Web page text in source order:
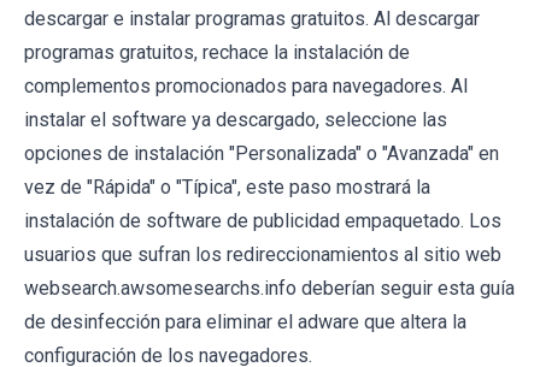
descargar e instalar programas gratuitos. Al descargar
programas gratuitos, rechace la instalación de
complementos promocionados para navegadores. Al
instalar el software ya descargado, seleccione las
opciones de instalación "Personalizada" o "Avanzada" en
vez de "Rápida" o "Típica", este paso mostrará la
instalación de software de publicidad empaquetado. Los
usuarios que sufran los redireccionamientos al sitio web
websearch.awsomesearchs.info deberían seguir esta guía
de desinfección para eliminar el adware que altera la
configuración de los navegadores.